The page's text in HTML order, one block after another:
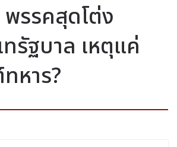
พรรคสุดโต่ง
ทรัฐบาล เหตุแค่
หาร?